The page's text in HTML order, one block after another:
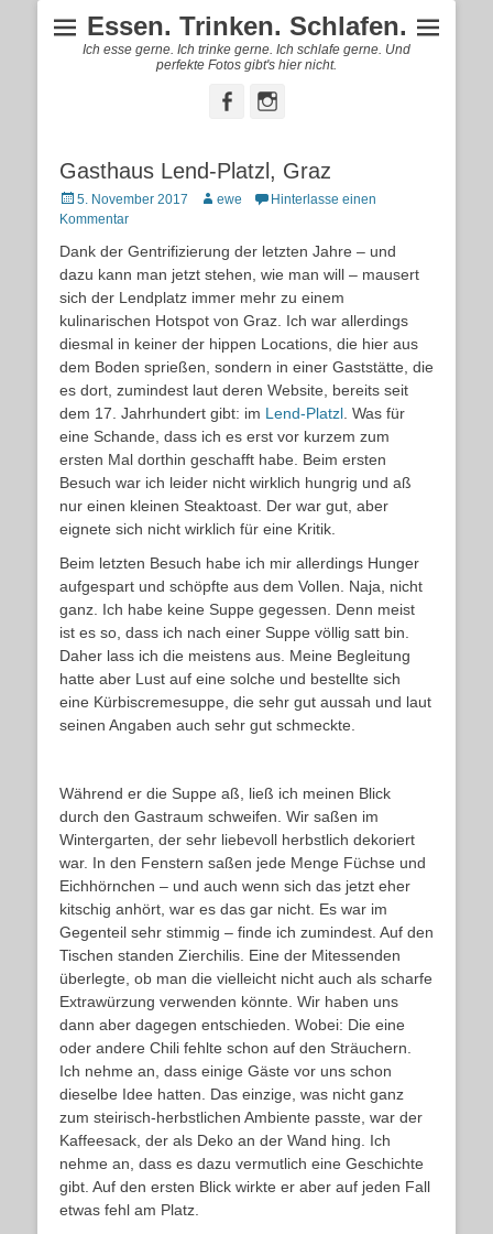
Essen. Trinken. Schlafen.
Ich esse gerne. Ich trinke gerne. Ich schlafe gerne. Und
perfekte Fotos gibt's hier nicht.
FacebookInstagram
Gasthaus Lend-Platzl, Graz
Posted
on
5. November 2017 Autorewe
Hinterlasse einen
Kommentar
Dank der Gentrifizierung der letzten Jahre – und
dazu kann man jetzt stehen, wie man will – mausert
sich der Lendplatz immer mehr zu einem
kulinarischen Hotspot von Graz. Ich war allerdings
diesmal in keiner der hippen Locations, die hier aus
dem Boden sprießen, sondern in einer Gaststätte, die
es dort, zumindest laut deren Website, bereits seit
dem 17. Jahrhundert gibt: im Lend-Platzl . Was für
eine Schande, dass ich es erst vor kurzem zum
ersten Mal dorthin geschafft habe. Beim ersten
Besuch war ich leider nicht wirklich hungrig und aß
nur einen kleinen Steaktoast. Der war gut, aber
eignete sich nicht wirklich für eine Kritik.
Beim letzten Besuch habe ich mir allerdings Hunger
aufgespart und schöpfte aus dem Vollen. Naja, nicht
ganz. Ich habe keine Suppe gegessen. Denn meist
ist es so, dass ich nach einer Suppe völlig satt bin.
Daher lass ich die meistens aus. Meine Begleitung
hatte aber Lust auf eine solche und bestellte sich
eine Kürbiscremesuppe, die sehr gut aussah und laut
seinen Angaben auch sehr gut schmeckte.
Während er die Suppe aß, ließ ich meinen Blick
durch den Gastraum schweifen. Wir saßen im
Wintergarten, der sehr liebevoll herbstlich dekoriert
war. In den Fenstern saßen jede Menge Füchse und
Eichhörnchen – und auch wenn sich das jetzt eher
kitschig anhört, war es das gar nicht. Es war im
Gegenteil sehr stimmig – finde ich zumindest. Auf den
Tischen standen Zierchilis. Eine der Mitessenden
überlegte, ob man die vielleicht nicht auch als scharfe
Extrawürzung verwenden könnte. Wir haben uns
dann aber dagegen entschieden. Wobei: Die eine
oder andere Chili fehlte schon auf den Sträuchern.
Ich nehme an, dass einige Gäste vor uns schon
dieselbe Idee hatten. Das einzige, was nicht ganz
zum steirisch-herbstlichen Ambiente passte, war der
Kaffeesack, der als Deko an der Wand hing. Ich
nehme an, dass es dazu vermutlich eine Geschichte
gibt. Auf den ersten Blick wirkte er aber auf jeden Fall
etwas fehl am Platz.